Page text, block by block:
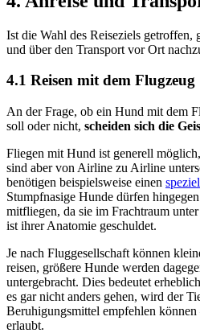
Ist die Wahl des Reiseziels getroffen,
und über den Transport vor Ort
4.1 Reisen mit dem Flugzeug
An der Frage, ob ein Hund mit dem
soll oder nicht, scheiden sich die
Fliegen mit Hund ist generell
sind aber von Airline zu Airline
benötigen beispielsweise einen
Stumpfnasige Hunde dürfen
mitfliegen, da sie im Frachtraum
ist ihrer Anatomie geschuldet.
Je nach Fluggesellschaft können
reisen, größere Hunde werden
untergebracht. Dies bedeutet
es gar nicht anders gehen, wird der
Beruhigungsmittel empfehlen
erlaubt.